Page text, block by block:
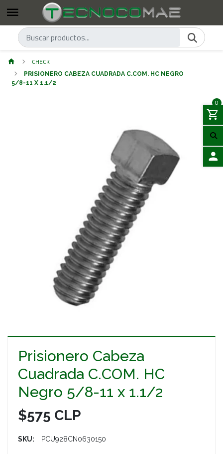
0
CHECK
PRISIONERO CABEZA CUADRADA C.COM. HC NEGRO
5/8-11 X 1.1/2
Prisionero Cabeza
Cuadrada C.COM. HC
Negro 5/8-11 x 1.1/2
$575 CLP
SKU: PCU928CN0630150